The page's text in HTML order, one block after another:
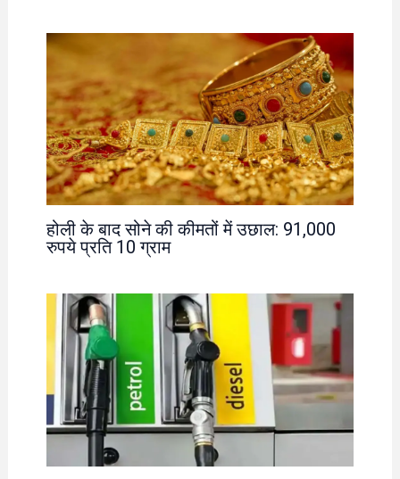
होली के बाद सोने की कीमतों में उछाल: 91,000
रुपये प्रति 10 ग्राम